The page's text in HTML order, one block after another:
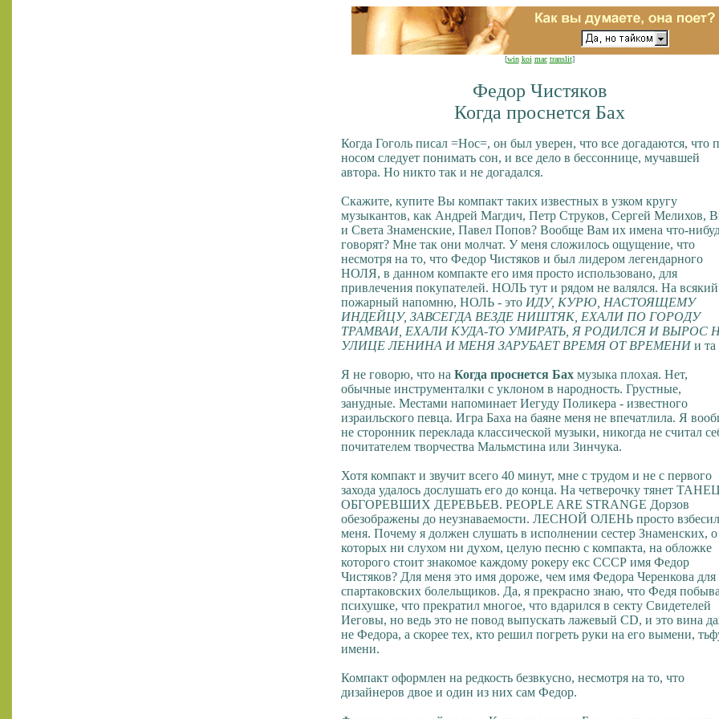
[win koi mac translit]
Федор Чистяков
Когда проснется Бах
Когда Гоголь писал =Нос=, он был уверен, что все догадаются, что
носом следует понимать сон, и все дело в бессоннице, мучавшей
автора. Но никто так и не догадался.
Скажите, купите Вы компакт таких известных в узком кругу
музыкантов, как Андрей Магдич, Петр Струков, Сергей Мелихов,
и Света Знаменские, Павел Попов? Вообще Вам их имена что-
говорят? Мне так они молчат. У меня сложилось ощущение, что
несмотря на то, что Федор Чистяков и был лидером легендарного
НОЛЯ, в данном компакте его имя просто использовано, для
привлечения покупателей. НОЛЬ тут и рядом не валялся. На всякий
пожарный напомню, НОЛЬ - это ИДУ, КУРЮ, НАСТОЯЩЕМУ
ИНДЕЙЦУ, ЗАВСЕГДА ВЕЗДЕ НИШТЯК, ЕХАЛИ ПО ГОРОДУ
ТРАМВАИ, ЕХАЛИ КУДА-ТО УМИРАТЬ, Я РОДИЛСЯ И ВЫРОС
УЛИЦЕ ЛЕНИНА И МЕНЯ ЗАРУБАЕТ ВРЕМЯ ОТ ВРЕМЕНИ и та
Я не говорю, что на Когда проснется Бах музыка плохая. Нет,
обычные инструменталки с уклоном в народность. Грустные,
занудные. Местами напоминает Иегуду Поликера - известного
израильского певца. Игра Баха на баяне меня не впечатлила. Я
не сторонник переклада классической музыки, никогда не считал
почитателем творчества Мальмстина или Зинчука.
Хотя компакт и звучит всего 40 минут, мне с трудом и не с первого
захода удалось дослушать его до конца. На четверочку тянет ТАНЕЦ
ОБГОРЕВШИХ ДЕРЕВЬЕВ. PEOPLE ARE STRANGE Дорзов
обезображены до неузнаваемости. ЛЕСНОЙ ОЛЕНЬ просто взбесил
меня. Почему я должен слушать в исполнении сестер Знаменских, о
которых ни слухом ни духом, целую песню с компакта, на обложке
которого стоит знакомое каждому рокеру екс СССР имя Федор
Чистяков? Для меня это имя дороже, чем имя Федора Черенкова для
спартаковских болельщиков. Да, я прекрасно знаю, что Федя
психушке, что прекратил многое, что вдарился в секту Свидетелей
Иеговы, но ведь это не повод выпускать лажевый CD, и это вина
не Федора, а скорее тех, кто решил погреть руки на его вымени,
имени.
Компакт оформлен на редкость безвкусно, несмотря на то, что
дизайнеров двое и один из них сам Федор.